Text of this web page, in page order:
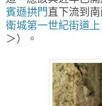
賓遜拱門 直下流到
衛城第一世紀街道
＞）。